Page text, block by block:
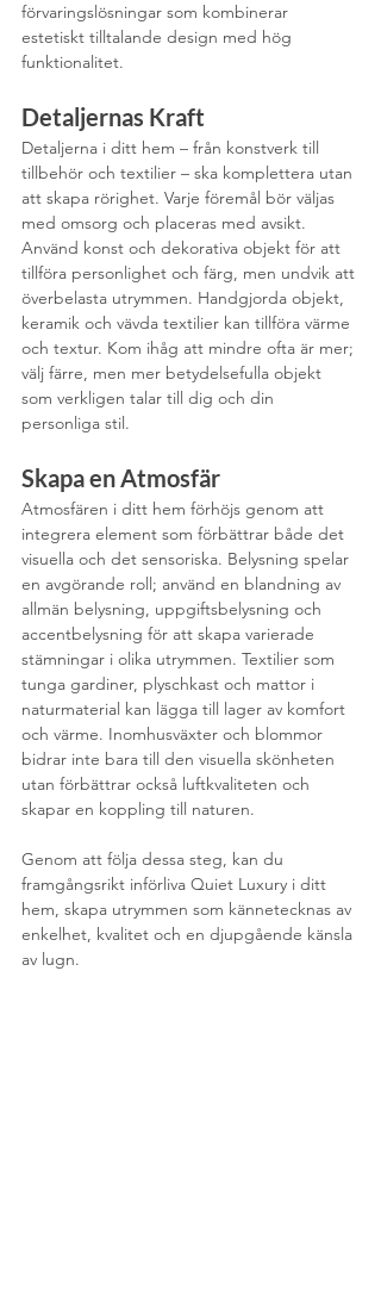
förvaringslösningar som kombinerar
estetiskt tilltalande design med hög
funktionalitet.
Detaljernas Kraft
Detaljerna i ditt hem – från konstverk till
tillbehör och textilier – ska komplettera utan
att skapa rörighet. Varje föremål bör väljas
med omsorg och placeras med avsikt.
Använd konst och dekorativa objekt för att
tillföra personlighet och färg, men undvik att
överbelasta utrymmen. Handgjorda objekt,
keramik och vävda textilier kan tillföra värme
och textur. Kom ihåg att mindre ofta är mer;
välj färre, men mer betydelsefulla objekt
som verkligen talar till dig och din
personliga stil.
Skapa en Atmosfär
Atmosfären i ditt hem förhöjs genom att
integrera element som förbättrar både det
visuella och det sensoriska. Belysning spelar
en avgörande roll; använd en blandning av
allmän belysning, uppgiftsbelysning och
accentbelysning för att skapa varierade
stämningar i olika utrymmen. Textilier som
tunga gardiner, plyschkast och mattor i
naturmaterial kan lägga till lager av komfort
och värme. Inomhusväxter och blommor
bidrar inte bara till den visuella skönheten
utan förbättrar också luftkvaliteten och
skapar en koppling till naturen.
Genom att följa dessa steg, kan du
framgångsrikt införliva Quiet Luxury i ditt
hem, skapa utrymmen som kännetecknas av
enkelhet, kvalitet och en djupgående känsla
av lugn.